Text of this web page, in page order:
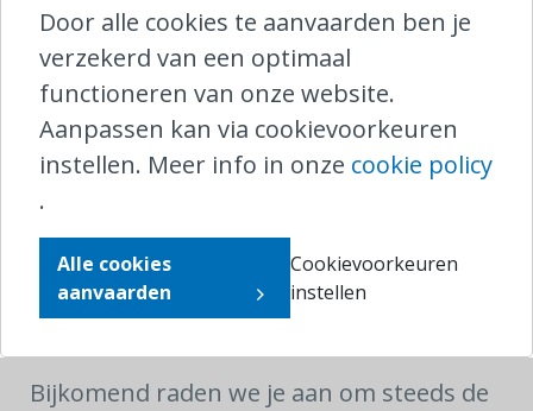
maand reeds was aangevat. Door onze
bemiddeling konden we aantonen dat de
reiziger nog geen ritten had geactiveerd
op het Flex abonnement 120 én dat hij
meteen een nieuw abonnement had
éénmalig wel het volledige bedrag van het
Flex Abonnement 120 terug te betalen en
kende de reiziger een bijkomende
Bijkomend raden we je aan om steeds de
Door alle cookies te aanvaarden ben je
verzekerd van een optimaal
functioneren van onze website.
Aanpassen kan via cookievoorkeuren
instellen. Meer info in onze cookie policy
.
Alle cookies
aanvaarden
Cookievoorkeuren
instellen